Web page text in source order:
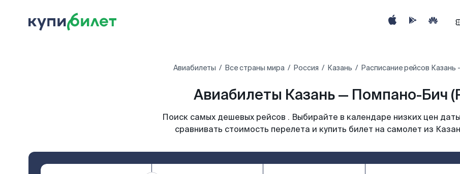
Авиабилеты Все страны мира Россия Казань Расписание рейсов
Авиабилеты Казань — Помпано-Бич
Поиск самых дешевых рейсов . Выбирайте в календаре низких цен
сравнивать стоимость перелета и купить билет на самолет из